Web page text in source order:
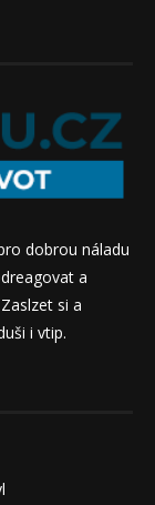
dobrou náladu
a
si a
i vtip.